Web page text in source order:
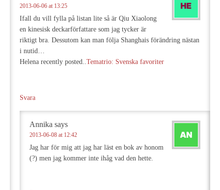
2013-06-06 at 13:25
Ifall du vill fylla på listan lite så är Qiu Xiaolong
en kinesisk deckarförfattare som jag tycker är
riktigt bra. Dessutom kan man följa Shanghais förändring nästan
i nutid…
Helena recently posted..Tematrio: Svenska favoriter
Svara
Annika says
2013-06-08 at 12:42
Jag har för mig att jag har läst en bok av honom
(?) men jag kommer inte ihåg vad den hette.